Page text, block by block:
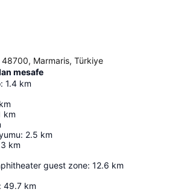
48700, Marmaris, Türkiye
mesafe
: 1.4 km
km
km
: 2.5 km
km
guest zone: 12.6 km
: 49.7 km